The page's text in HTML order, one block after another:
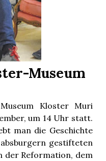
Museum
Kloster Muri
um 14 Uhr statt.
man die Geschichte
gestifteten
der Reformation, dem